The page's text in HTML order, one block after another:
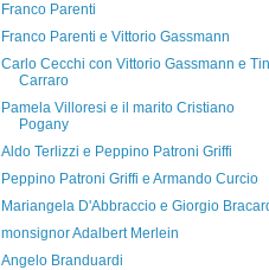
Franco Parenti
Franco Parenti e Vittorio Gassmann
Carlo Cecchi con Vittorio Gassmann e
Carraro
Pamela Villoresi e il marito Cristiano
Pogany
Aldo Terlizzi e Peppino Patroni Griffi
Peppino Patroni Griffi e Armando Curcio
Mariangela D'Abbraccio e Giorgio
monsignor Adalbert Merlein
Angelo Branduardi